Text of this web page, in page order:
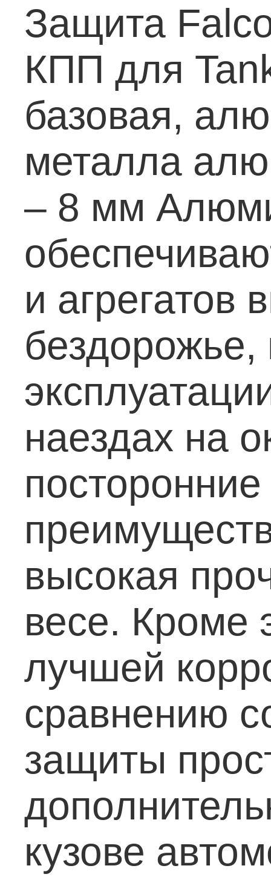
Защита
КПП для
базовая,
металла
– 8 мм
и агрегатов
бездорожье,
наездах на
высокая
весе. Кроме
лучшей
сравнению
защиты
кузове